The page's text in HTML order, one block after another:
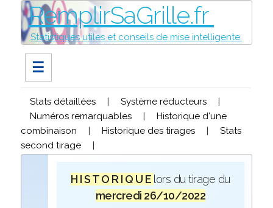
RemplirSaGrille.fr
Statistiques utiles et conseils de mise intelligente.
☰
Stats détaillées | Système réducteurs
|
Numéros remarquables
|
Historique d'une
combinaison
| Historique des tirages |
Stats
second tirage
|
H I S T O R I Q U E lors du tirage du
mercredi 26/10/2022